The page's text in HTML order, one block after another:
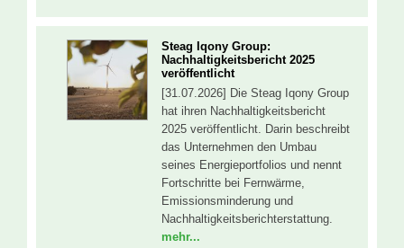
Steag Iqony Group:
Nachhaltigkeitsbericht 2025
veröffentlicht
[31.07.2026] Die Steag Iqony Group
hat ihren Nachhaltigkeitsbericht
2025 veröffentlicht. Darin beschreibt
das Unternehmen den Umbau
seines Energieportfolios und nennt
Fortschritte bei Fernwärme,
Emissionsminderung und
Nachhaltigkeitsberichterstattung.
mehr...